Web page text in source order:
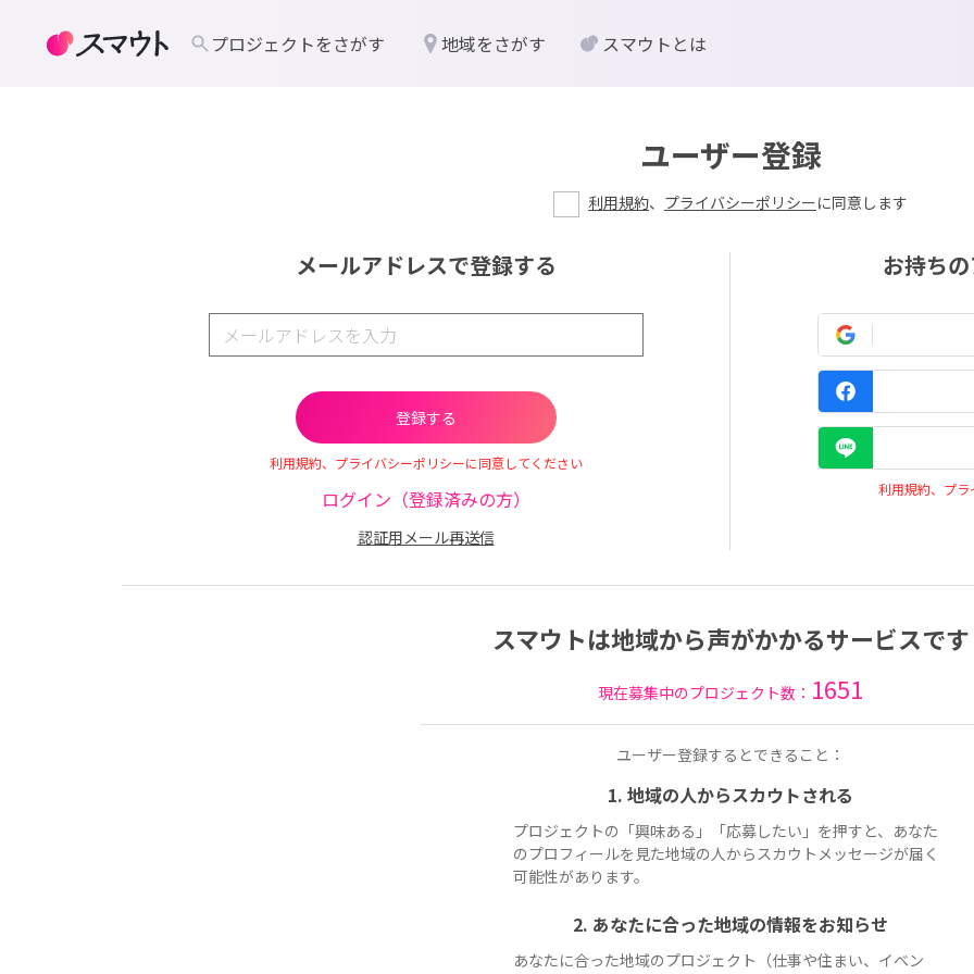
ユーザー登録
利用規約、 プライバシーポリシーに同意します
メールアドレスで登録する
利用規約、プライバシーポリシーに同意してください
ログイン（登録済みの方）
認証用メール再送信
お持ち
利用規約、プ
スマウトは地域から声がかかるサービスです
現在募集中のプロジェクト数： 1651
ユーザー登録するとできること：
1. 地域の人からスカウトされる
プロジェクトの「興味ある」「応募したい」を押すと、あなた
のプロフィールを見た地域の人からスカウトメッセージが届く
可能性があります。
2. あなたに合った地域の情報をお知らせ
あなたに合った地域のプロジェクト（仕事や住まい、イベン
プロジェクトをさがす 地域をさがす スマウトとは